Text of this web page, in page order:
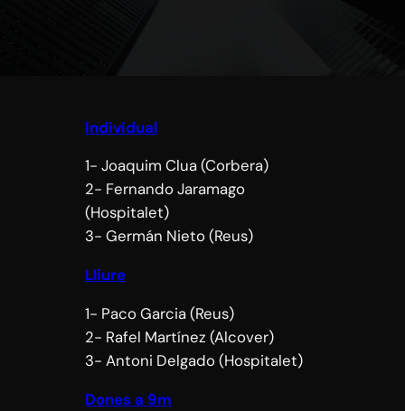
Individual
1- Joaquim Clua (Corbera)
2- Fernando Jaramago
(Hospitalet)
3- Germán Nieto (Reus)
Lliure
1- Paco Garcia (Reus)
2- Rafel Martínez (Alcover)
3- Antoni Delgado (Hospitalet)
Dones a 9m